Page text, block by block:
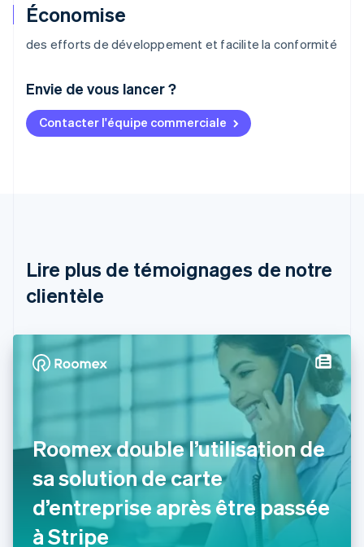
Économise
des efforts de développement et facilite la conformité
Envie de vous lancer ?
Contacter l'équipe commerciale
Lire plus de témoignages de notre
clientèle
Roomex double l’utilisation de
sa solution de carte
d’entreprise après être passée
à Stripe
Allemagne
Brésil
PortuguêsEnglish
Bulgarie
English Français
Chine continentale
简体中文English
Croatie
Danemark
English
Émirats arabes unis
English
Espagne
Español English